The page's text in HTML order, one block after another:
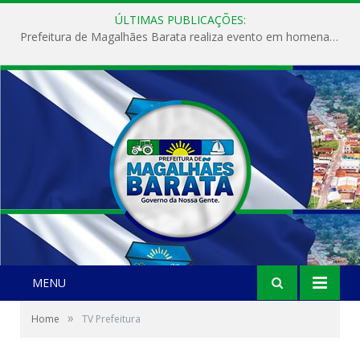
ÚLTIMAS PUBLICAÇÕES:
Prefeitura de Magalhães Barata realiza evento em homenagem ao Dia Internacional da Mulher
MENU
Home » TV Prefeitura